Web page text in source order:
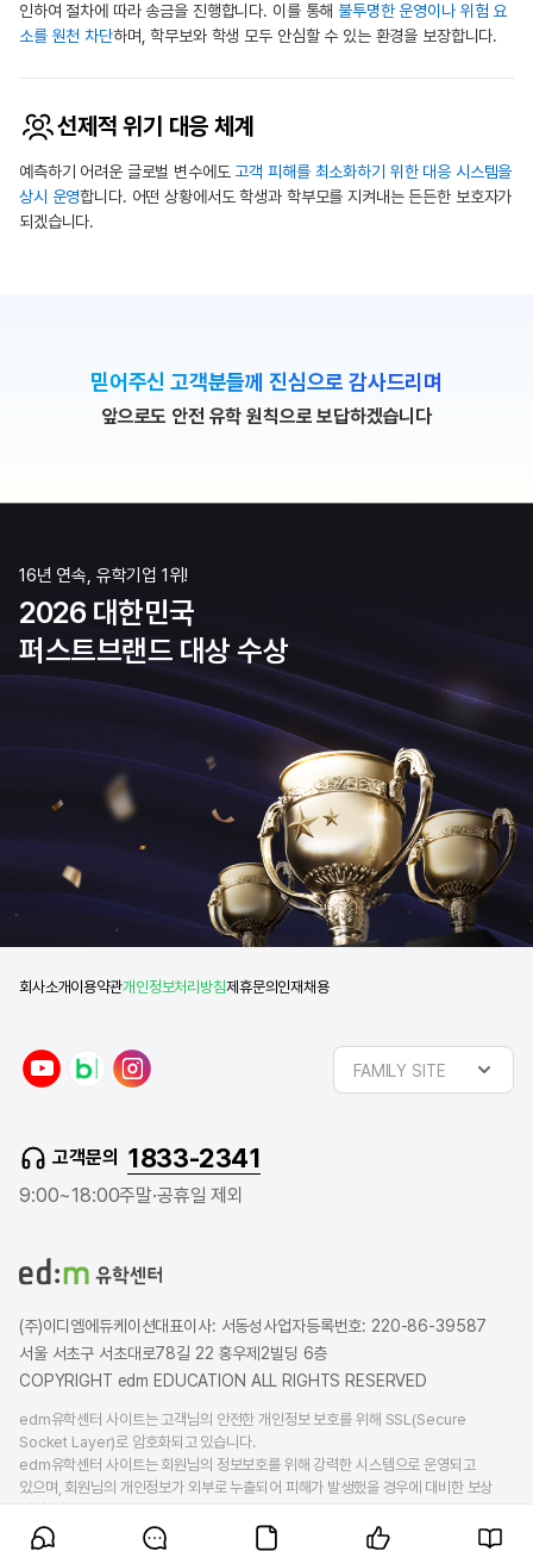
인하여 절차에 따라 송금을 진행합니다. 이를 통해 불투명한 운영이나 위험 요
소를 원천 차단하며, 학무보와 학생 모두 안심할 수 있는 환경을 보장합니다.
선제적 위기 대응 체계
예측하기 어려운 글로벌 변수에도 고객 피해를 최소화하기 위한 대응 시스템을
상시 운영합니다. 어떤 상황에서도 학생과 학부모를 지켜내는 든든한 보호자가
되겠습니다.
믿어주신 고객분들께 진심으로 감사드리며
앞으로도 안전 유학 원칙으로 보답하겠습니다
16년 연속, 유학기업 1위!
2026 대한민국
퍼스트브랜드 대상 수상
회사소개이용약관개인정보처리방침제휴문의 인재채용
u
n
a
r
l
a
FAMILY SITE
고객문의 1833-2341
9:00~18:00주말·공휴일 제외
(주)이디엠에듀케이션대표이사: 서동성사업자등록번호: 220-86-39587
서울 서초구 서초대로78길 22 홍우제2빌딩 6층
COPYRIGHT edm EDUCATION ALL RIGHTS RESERVED
edm유학센터 사이트는 고객님의 안전한 개인정보 보호를 위해 SSL(Secure
Socket Layer)로 암호화되고 있습니다.
edm유학센터 사이트는 회원님의 정보보호를 위해 강력한 시스템으로 운영되고
있으며, 회원님의 개인정보가 외부로 누출되어 피해가 발생했을 경우에 대비한 보상
책임보험을 가입하고 있습니다.